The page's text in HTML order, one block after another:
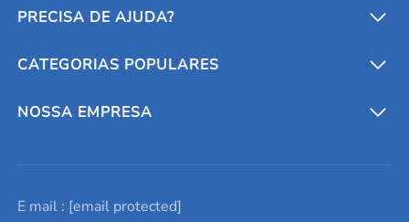
PRECISA DE AJUDA?
Conversores e calculadoras
Entre em contato conosco
Lista de consultas
CATEGORIAS POPULARES
Metais refratários
Elementos de terras raras
NOSSA EMPRESA
Promoções atuais
E mail : [email protected]